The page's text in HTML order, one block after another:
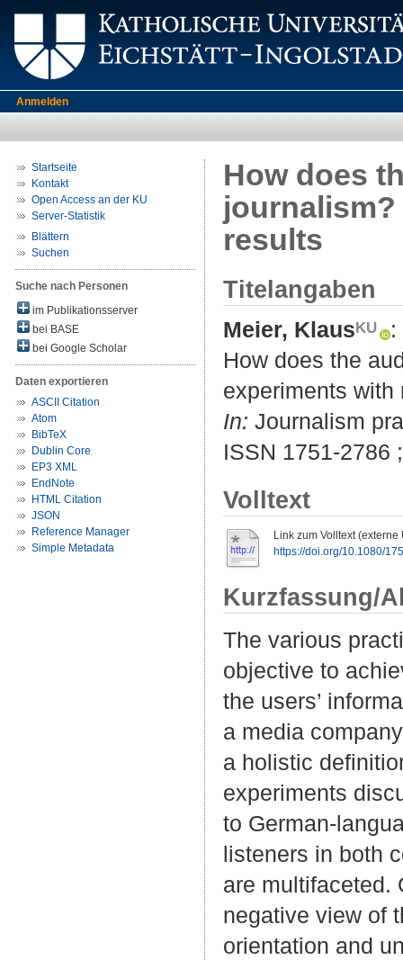
Anmelden
Startseite
Kontakt
Open Access an der KU
Server-Statistik
Blättern
Suchen
Suche nach Personen
im Publikationsserver
bei BASE
bei Google Scholar
Daten exportieren
ASCII Citation
Atom
BibTeX
Dublin Core
EP3 XML
EndNote
HTML Citation
JSON
Reference Manager
Simple Metadata
How does
journalism?
results
Titelangaben
Meier, Klaus
:
How does the
experiments
In: Journalism
ISSN 1751-2786
Volltext
Link zum Volltext (externe
https://doi.org/10.1080/
Kurzfassung/
The various
objective to
the users’
a media
a holistic
experiments
to German-
listeners in both
are multifaceted.
negative view of
orientation and